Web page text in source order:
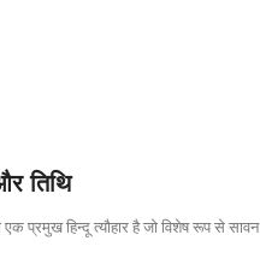
तिथि
एक प्रमुख हिन्दू त्यौहार है जो विशेष रूप से सावन